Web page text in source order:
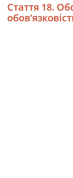
Стаття 18.